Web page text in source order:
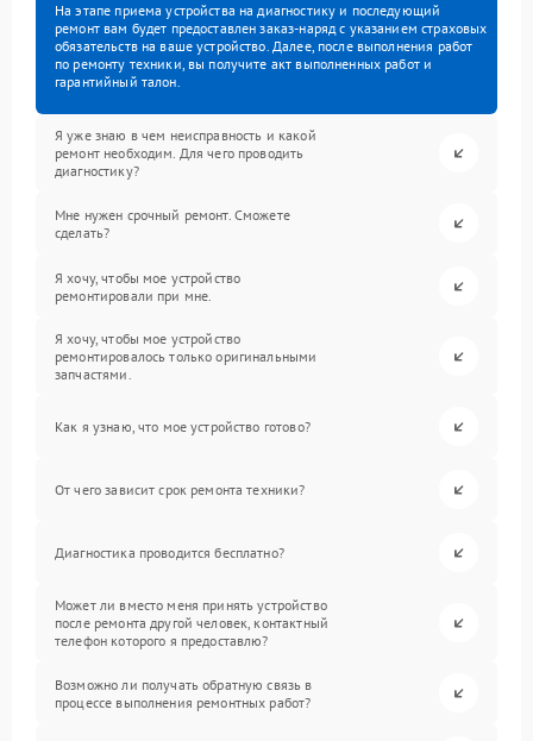
На этапе приема устройства на диагностику и последующий
ремонт вам будет предоставлен заказ-наряд с указанием страховых
обязательств на ваше устройство. Далее, после выполнения работ
по ремонту техники, вы получите акт выполненных работ и
гарантийный талон.
Я уже знаю в чем неисправность и какой
ремонт необходим. Для чего проводить
диагностику?
Мне нужен срочный ремонт. Сможете
сделать?
Я хочу, чтобы мое устройство
ремонтировали при мне.
Я хочу, чтобы мое устройство
ремонтировалось только оригинальными
запчастями.
Как я узнаю, что мое устройство готово?
От чего зависит срок ремонта техники?
Диагностика проводится бесплатно?
Может ли вместо меня принять устройство
после ремонта другой человек, контактный
телефон которого я предоставлю?
Возможно ли получать обратную связь в
процессе выполнения ремонтных работ?